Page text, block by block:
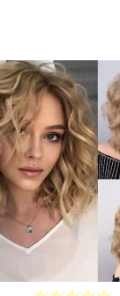
DO KOSZYKA